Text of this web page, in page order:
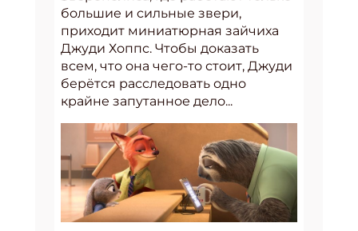
большие и сильные звери,
приходит миниатюрная зайчиха
Джуди Хоппс. Чтобы доказать
всем, что она чего-то стоит, Джуди
берётся расследовать одно
крайне запутанное дело...